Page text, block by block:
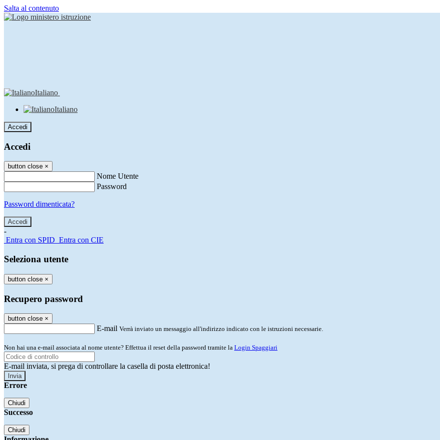
Salta al contenuto
Italiano
Italiano
Accedi
Accedi
button close ×
Nome Utente
Password
Password dimenticata?
-
Entra con SPID Entra con CIE
Seleziona utente
button close ×
Recupero password
button close ×
E-mail Verrà inviato un messaggio all'indirizzo indicato con le istruzioni necessarie.
Non hai una e-mail associata al nome utente? Effettua il reset della password tramite la Login Spaggiari
E-mail inviata, si prega di controllare la casella di posta elettronica!
Errore
Chiudi
Successo
Chiudi